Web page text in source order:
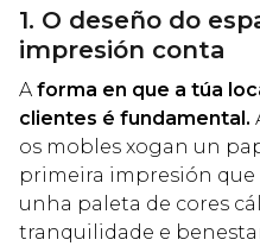
1. O deseño do
impresión conta
A forma en que a túa
clientes é fundamental.
os mobles xogan un
primeira impresión que
unha paleta de cores
tranquilidade e